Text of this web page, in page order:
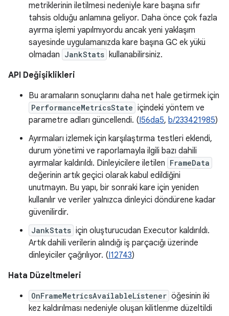
metriklerinin iletilmesi nedeniyle kare başına sıfır
tahsis olduğu anlamına geliyor. Daha önce çok fazla
ayırma işlemi yapılmıyordu ancak yeni yaklaşım
sayesinde uygulamanızda kare başına GC ek yükü
olmadan JankStats kullanabilirsiniz.
API Değişiklikleri
Bu aramaların sonuçlarını daha net hale getirmek için
PerformanceMetricsState içindeki yöntem ve
parametre adları güncellendi. (I56da5, b/233421985)
Ayırmaları izlemek için karşılaştırma testleri eklendi,
durum yönetimi ve raporlamayla ilgili bazı dahili
ayırmalar kaldırıldı. Dinleyicilere iletilen FrameData
değerinin artık geçici olarak kabul edildiğini
unutmayın. Bu yapı, bir sonraki kare için yeniden
kullanılır ve veriler yalnızca dinleyici döndürene kadar
güvenilirdir.
JankStats için oluşturucudan Executor kaldırıldı.
Artık dahili verilerin alındığı iş parçacığı üzerinde
dinleyiciler çağrılıyor. (I12743)
Hata Düzeltmeleri
OnFrameMetricsAvailableListener öğesinin iki
kez kaldırılması nedeniyle oluşan kilitlenme düzeltildi